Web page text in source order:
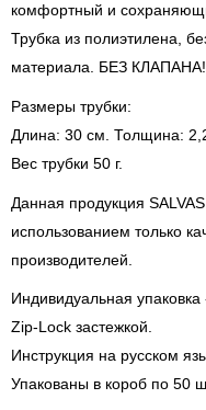
комфортный и
Трубка из полиэтилена,
материала. БЕЗ КЛАПАНА!
Размеры трубки:
Длина: 30 см. Толщина:
Вес трубки 50 г.
Данная продукция
использованием только
производителей.
Индивидуальная
Zip-Lock застежкой.
Инструкция на русском
Упакованы в короб по 50